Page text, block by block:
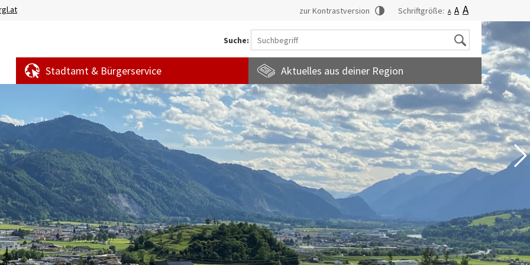
zur Kontrastversion Schriftgröße: A A A
Suche: Suche
Stadtamt & Bürgerservice Aktuelles aus deiner Region
Amtstafel
Veranstaltungen
Bürgermeldungen
Stadtmagazin
familienfreundlichegemeinde
Europainformationen